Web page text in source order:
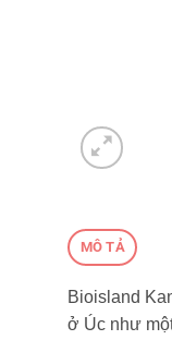
MÔ TẢ
Bioisland
ở Úc như